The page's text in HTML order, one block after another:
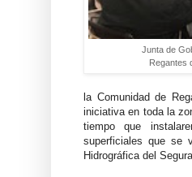
Junta de
Regantes
la Comunidad de
iniciativa en toda la
tiempo que
superficiales que se
Hidrográfica del